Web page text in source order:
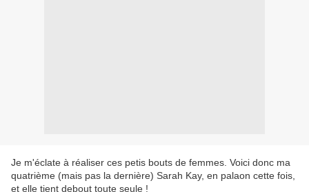
Je m'éclate à réaliser ces petis bouts de femmes. Voici donc ma
quatrième (mais pas la dernière) Sarah Kay, en palaon cette fois,
et elle tient debout toute seule !